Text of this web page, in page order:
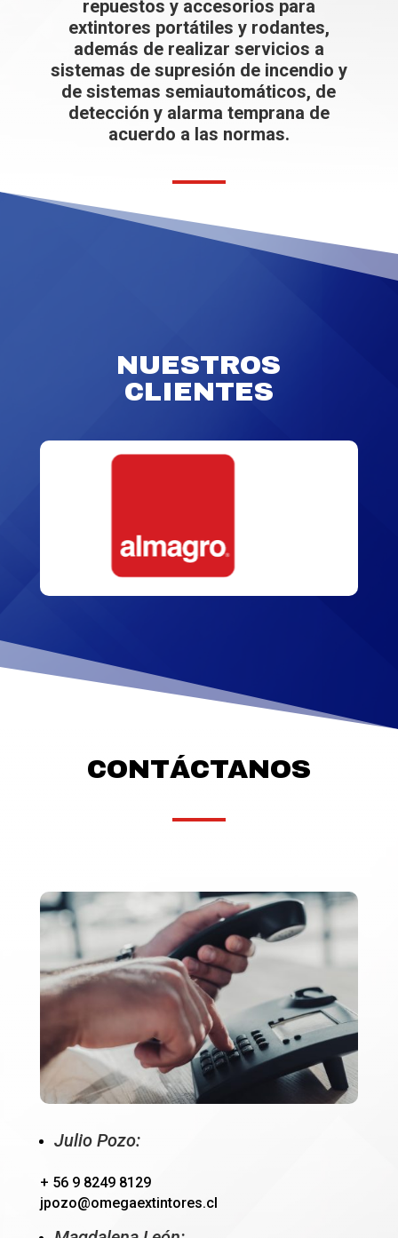
repuestos y accesorios para
extintores portátiles y rodantes,
además de realizar servicios a
sistemas de supresión de incendio y
de sistemas semiautomáticos, de
detección y alarma temprana de
acuerdo a las normas.
NUESTROS
CLIENTES
CONTÁCTANOS
Julio Pozo:
+ 56 9 8249 8129
jpozo@omegaextintores.cl